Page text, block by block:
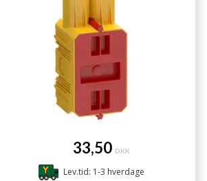
33,50 DKK
Lev.tid: 1-3 hverdage